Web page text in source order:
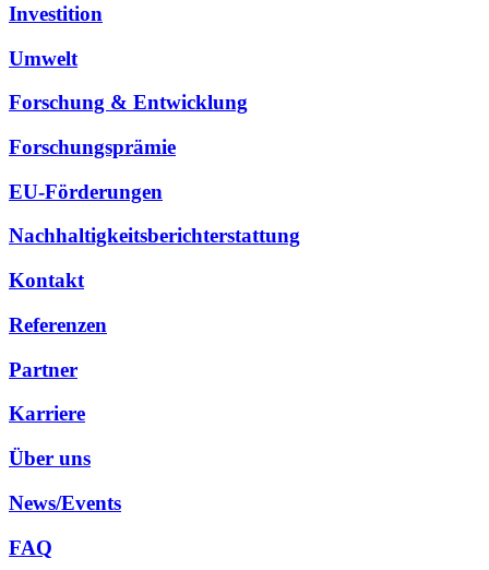
Investition
Umwelt
Forschung & Entwicklung
Forschungsprämie
EU-Förderungen
Nachhaltigkeitsberichterstattung
Kontakt
Referenzen
Partner
Karriere
Über uns
News/Events
FAQ